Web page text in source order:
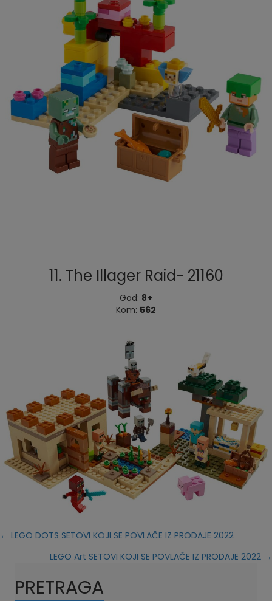
11. The Illager Raid- 21160
God: 8+
Kom: 562
Posts
navigation
← LEGO DOTS SETOVI KOJI SE POVLAČE IZ PRODAJE 2022
LEGO Art SETOVI KOJI SE POVLAČE IZ PRODAJE 2022 →
PRETRAGA